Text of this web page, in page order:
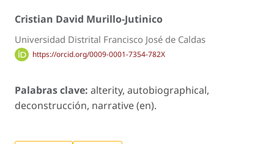
Cristian David Murillo-Jutinico
Universidad Distrital Francisco José de Caldas
https://orcid.org/0009-0001-7354-782X
Palabras clave: alterity, autobiographical,
deconstrucción, narrative (en).